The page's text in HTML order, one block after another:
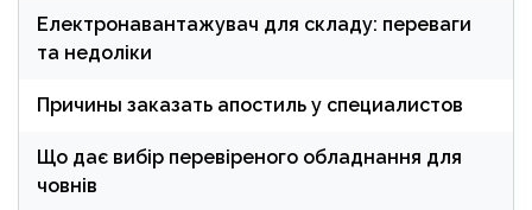
Електронавантажувач для складу: переваги
та недоліки
Причины заказать апостиль у специалистов
Що дає вибір перевіреного обладнання для
човнів